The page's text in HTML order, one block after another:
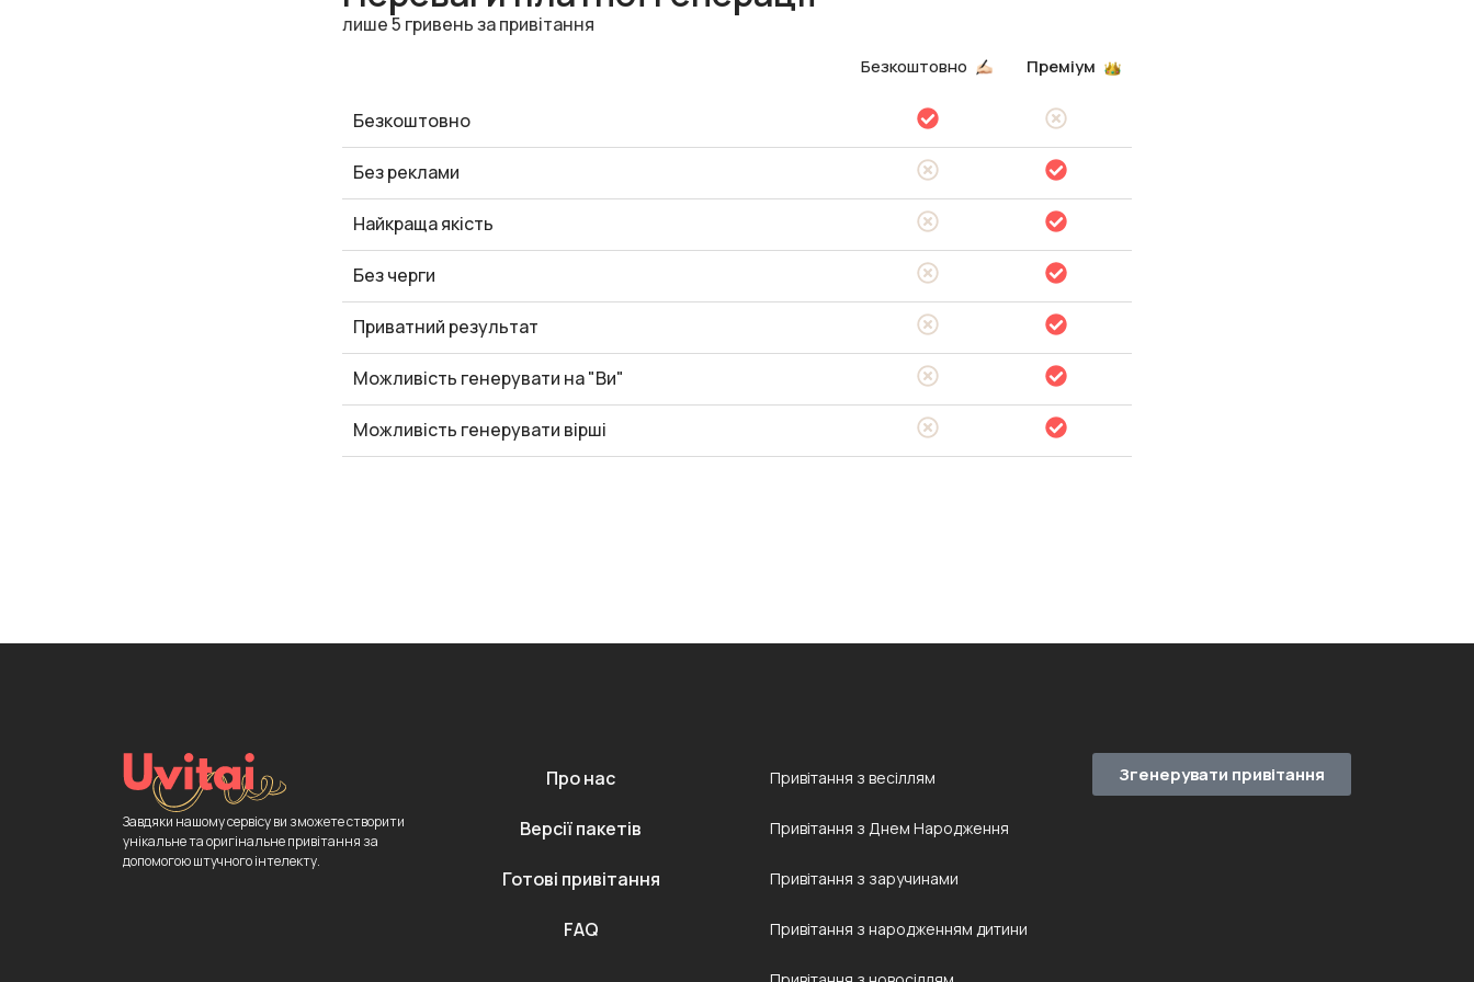
лише 5 гривень за привітання
Безкоштовно Преміум
Безкоштовно
Без реклами
Найкраща якість
Без черги
Приватний результат
Можливість генерувати на "Ви"
Можливість генерувати вірші
Завдяки нашому сервісу ви зможете створити
унікальне та оригінальне привітання за
допомогою штучного інтелекту.
Про нас
Версії пакетів
Готові привітання
FAQ
Привітання з весіллям
Привітання з Днем Народження
Привітання з заручинами
Привітання з народженням дитини
Згенерувати привітання